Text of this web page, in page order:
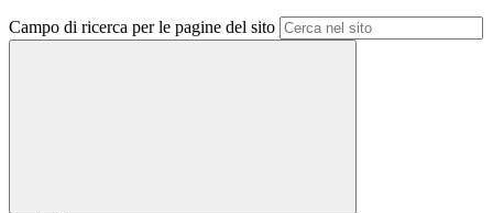
Campo di ricerca per le pagine del sito